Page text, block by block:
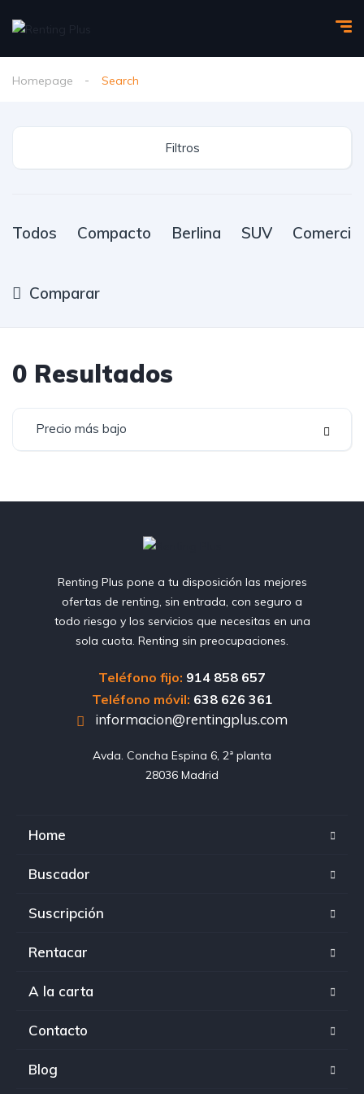
Homepage Search
Filtros
Todos Compacto Berlina SUV Comercial
Comparar
0 Resultados
Precio más bajo
Renting Plus pone a tu disposición las mejores
ofertas de renting, sin entrada, con seguro a
todo riesgo y los servicios que necesitas en una
sola cuota. Renting sin preocupaciones.
Teléfono fijo: 914 858 657
Teléfono móvil: 638 626 361
informacion@rentingplus.com
Avda. Concha Espina 6, 2ª planta
28036 Madrid
Home
Buscador
Suscripción
Rentacar
A la carta
Contacto
Blog